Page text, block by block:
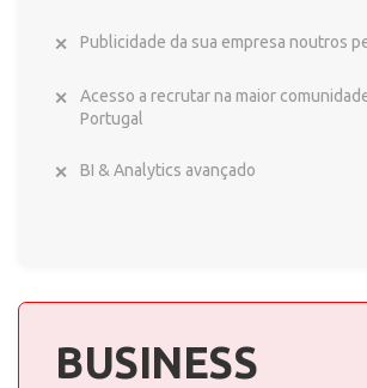
Publicidade da sua empresa noutros
Acesso a recrutar na maior
Portugal
BI & Analytics avançado
BUSINESS